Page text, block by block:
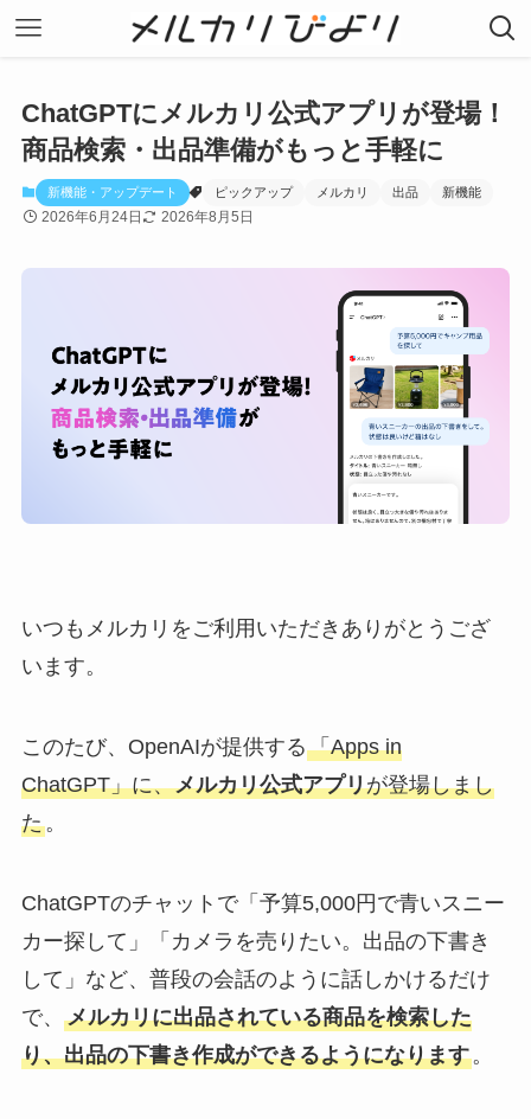
ChatGPTにメルカリ公式アプリが登場！
商品検索・出品準備がもっと手軽に
新機能・アップデート ピックアップ メルカリ 出品 新機能
2026年6月24日 2026年8月5日
いつもメルカリをご利用いただきありがとうござ
います。
このたび、OpenAIが提供する「Apps in
ChatGPT」に、メルカリ公式アプリが登場しまし
た。
ChatGPTのチャットで「予算5,000円で青いスニー
カー探して」「カメラを売りたい。出品の下書き
して」など、普段の会話のように話しかけるだけ
で、 メルカリに出品されている商品を検索した
り、出品の下書き作成ができるようになります。